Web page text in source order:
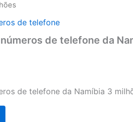
de telefone
de telefone da
de telefone da Namíbia 3